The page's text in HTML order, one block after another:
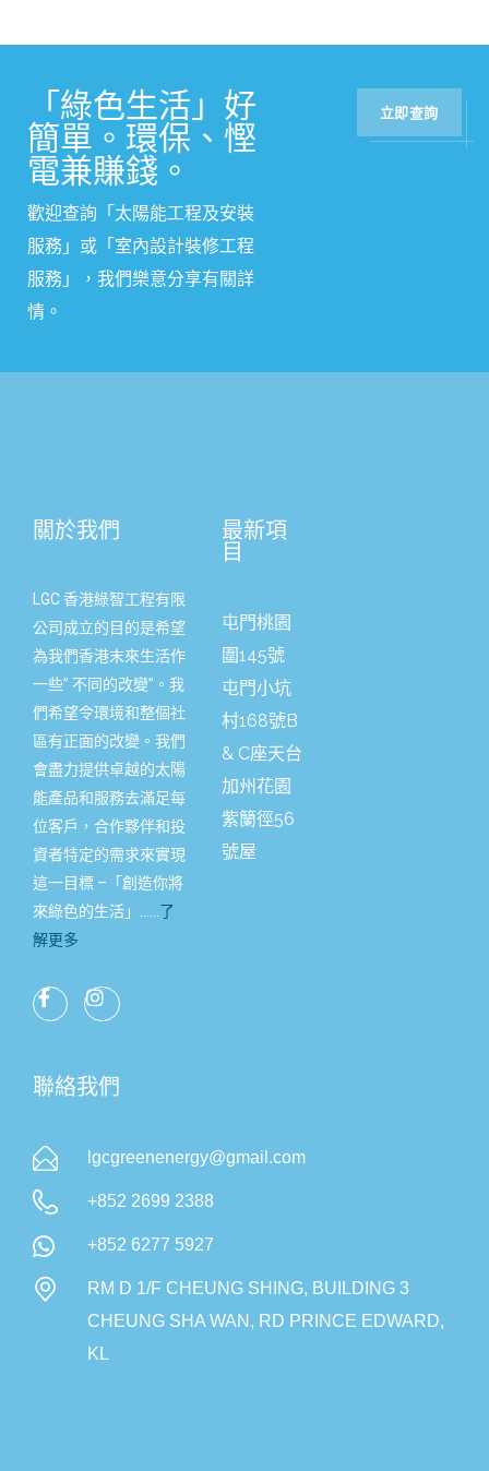
「綠色生活」好
簡單。環保、慳
電兼賺錢。
歡迎查詢「太陽能工程及安裝
服務」或 「 室內設計裝修工程
服務 」
，我們樂意分享有關詳
情。
立即查詢
關於我們
LGC 香港綠智工程有限
公司成立的目的是希望
為我們香港末來生活作
一些” 不同的改變”。我
們希望令環境和整個社
區有正面的改變。我們
會盡力提供卓越的太陽
能產品和服務去滿足每
位客戶，合作夥伴和投
資者特定的需求來實現
這一目標 –「創造你將
來綠色的生活」…… 了
解更多
最新項
目
屯門桃園
圍145號
屯門小坑
村168號B
& C座天台
加州花園
紫籣徑56
號屋
聯絡我們
lgcgreenenergy@gmail.com
+852 2699 2388
+852 6277 5927
RM D 1/F CHEUNG SHING, BUILDING 3
CHEUNG SHA WAN, RD PRINCE EDWARD,
KL